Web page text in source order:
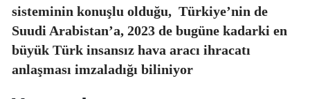
sisteminin konuşlu olduğu, Türkiye’nin de
Suudi Arabistan’a, 2023 de bugüne kadarki en
büyük Türk insansız hava aracı ihracatı
anlaşması imzaladığı biliniyor